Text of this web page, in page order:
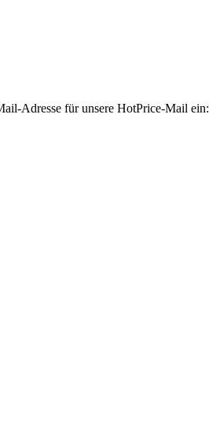
Adresse für unsere HotPrice-Mail ein: